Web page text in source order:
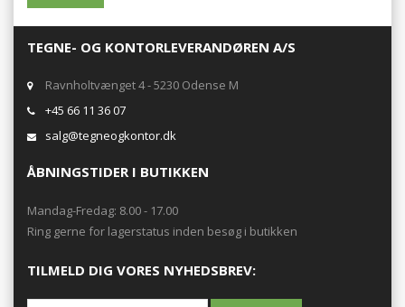
TEGNE- OG KONTORLEVERANDØREN A/S
Ravnholtvænget 4 - 5230 Odense M
+45 66 11 36 07
salg@tegneogkontor.dk
ÅBNINGSTIDER I BUTIKKEN
Mandag-Fredag: 8.00 - 17.00
Ring gerne for lagerstatus inden besøg i butikken
TILMELD DIG VORES NYHEDSBREV: